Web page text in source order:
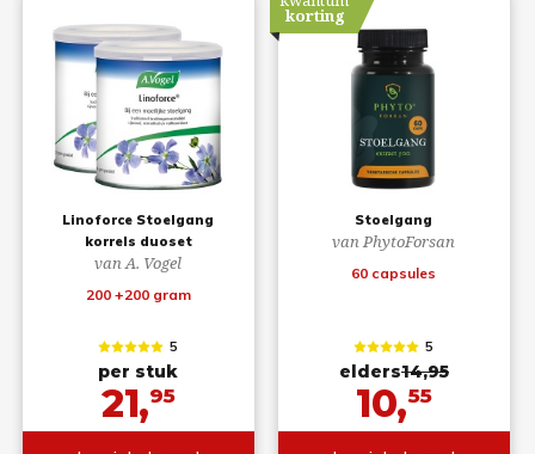
Linoforce Stoelgang
korrels duoset
van A. Vogel
200 +200 gram
5
per stuk
21,95
Stoelgang
van PhytoForsan
60 capsules
korting
5
elders14,95
10,55